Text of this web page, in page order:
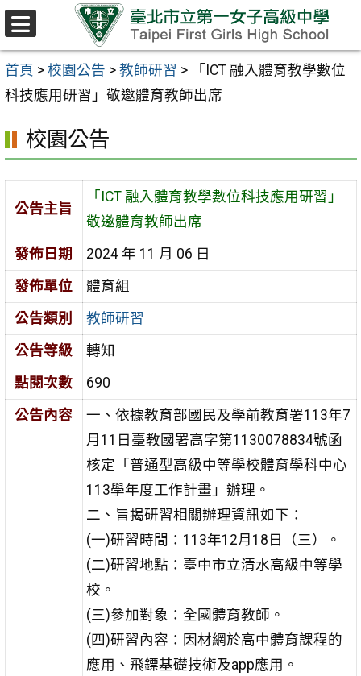
跳至主要內容區
首頁 > 校園公告 > 教師研習 >
「ICT 融入體育教學數位
科技應用研習」敬邀體育教師出席
校園公告
公告主旨
「ICT 融入體育教學數位科技應用研習」
敬邀體育教師出席
發佈日期
2024 年 11 月 06 日
發佈單位
體育組
公告類別
教師研習
公告等級
轉知
點閱次數
690
公告內容
一、依據教育部國民及學前教育署113年7
月11日臺教國署高字第1130078834號函
核定「普通型高級中等學校體育學科中心
113學年度工作計畫」辦理。
二、旨揭研習相關辦理資訊如下：
(一)研習時間：113年12月18日（三）。
(二)研習地點：臺中市立清水高級中等學
校。
(三)參加對象：全國體育教師。
(四)研習內容：因材網於高中體育課程的
應用、飛鏢基礎技術及app應用。
選
單